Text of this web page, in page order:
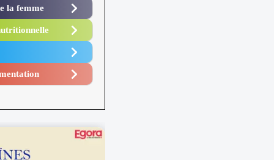
la femme